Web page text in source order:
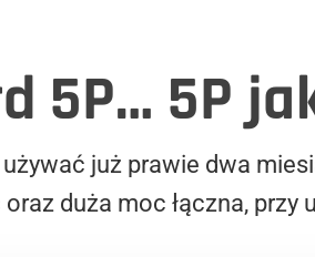
5P… 5P
już prawie dwa
duża moc łączna,